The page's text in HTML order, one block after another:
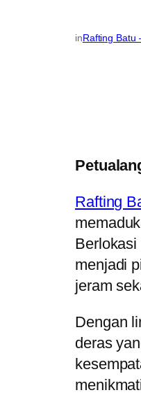
inRafting Batu
Rafting
menjadi
jeram
Dengan
deras